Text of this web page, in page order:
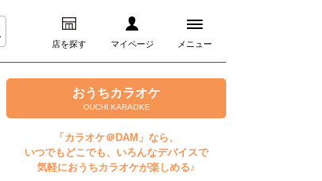
店を探す マイページ メニュー
ログイン
マイページ
プレミアムサービス
おうちカラオケ
OUCHI KARAOKE
「カラオケ＠DAM」なら、
いつでもどこでも、いろんなデバイスで
気軽におうちカラオケが楽しめる♪